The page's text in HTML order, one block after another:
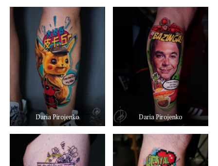
Daria Pirojenko Daria Pirojenko